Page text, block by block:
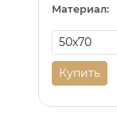
Материал:
Купить